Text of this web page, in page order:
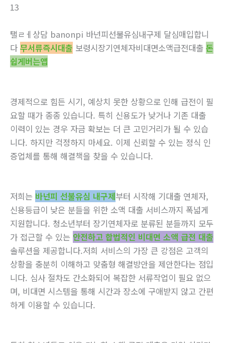
13
탤ㄹㅔ상담 banonpi 바넌피선불유심내구제 달심매입합니
다 무서류즉시대출 보령시장기연체자비대면소액급전대출 돈
쉽게버는앱
경제적으로 힘든 시기, 예상치 못한 상황으로 인해 급전이 필
요할 때가 종종 있습니다. 특히 신용도가 낮거나 기존 대출
이력이 있는 경우 자금 확보는 더 큰 고민거리가 될 수 있습
니다. 하지만 걱정하지 마세요. 이제 신뢰할 수 있는 정식 인
증업체를 통해 해결책을 찾을 수 있습니다.
저희는 바넌피 선불유심 내구제부터 시작해 기대출 연체자,
신용등급이 낮은 분들을 위한 소액 대출 서비스까지 폭넓게
지원합니다. 청소년부터 장기연체자로 분류된 분들까지 모두
가 접근할 수 있는 안전하고 합법적인 비대면 소액 급전 대출
솔루션을 제공합니다.저희 서비스의 가장 큰 강점은 고객의
상황을 충분히 이해하고 맞춤형 해결방안을 제안한다는 점입
니다. 심사 절차도 간소화되어 복잡한 서류작업이 필요 없으
며, 비대면 시스템을 통해 시간과 장소에 구애받지 않고 간편
하게 이용할 수 있습니다.